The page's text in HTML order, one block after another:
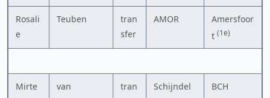
Rosali
e
Teuben
tran
sfer
AMOR
Amersfoor
t (1e)
Mirte
van
tran
Schijndel BCH